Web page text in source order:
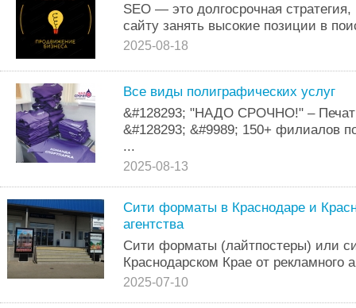
SEO — это долгосрочная
сайту занять высокие позиции в
2025-08-18
Все виды полиграфических услуг
&#128293; "НАДО СРОЧНО!" –
&#128293; &#9989; 150+ филиалов
...
2025-08-13
Сити форматы в Краснодаре и
агентства
Сити форматы (лайтпостеры) или
Краснодарском Крае от рекламного
2025-07-10